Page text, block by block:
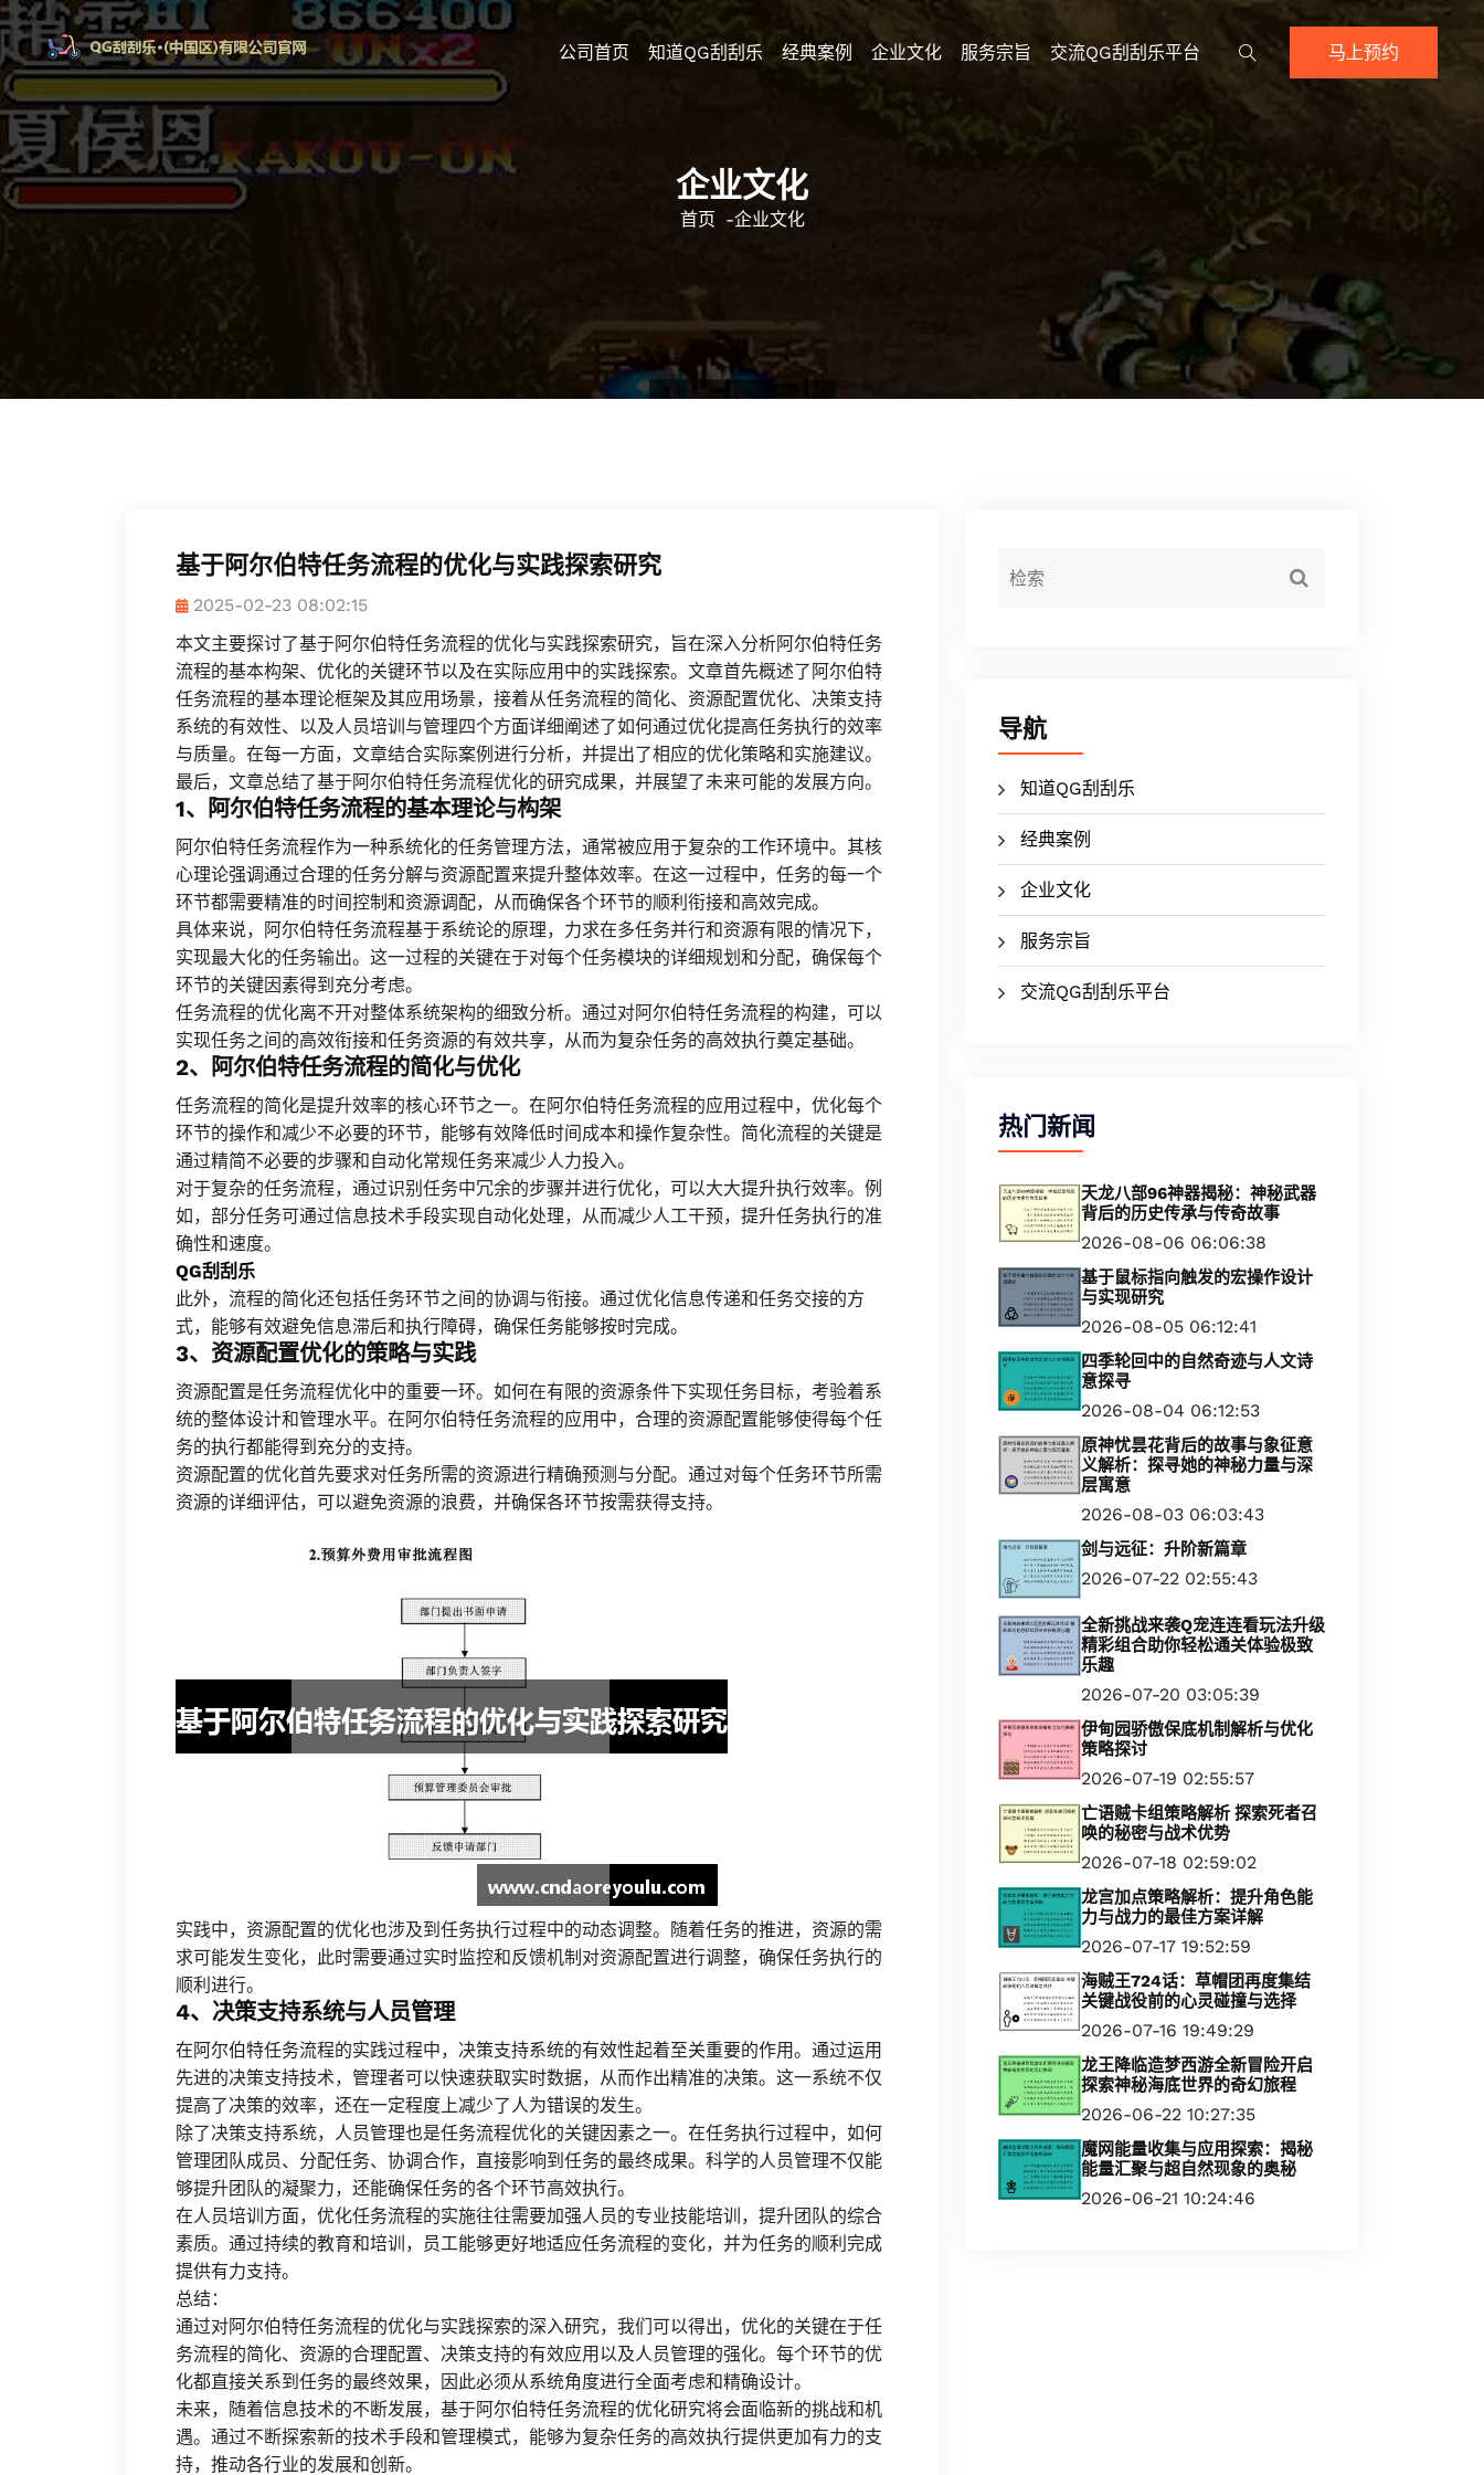
公司首页 知道QG刮刮乐 经典案例 企业文化 服务宗旨 交流QG刮刮乐平台 马上预约
企业文化
首页 -企业文化
基于阿尔伯特任务流程的优化与实践探索研究
2025-02-23 08:02:15
本文主要探讨了基于阿尔伯特任务流程的优化与实践探索研究，旨在深入分析阿尔伯特任务
流程的基本构架、优化的关键环节以及在实际应用中的实践探索。文章首先概述了阿尔伯特
任务流程的基本理论框架及其应用场景，接着从任务流程的简化、资源配置优化、决策支持
系统的有效性、以及人员培训与管理四个方面详细阐述了如何通过优化提高任务执行的效率
与质量。在每一方面，文章结合实际案例进行分析，并提出了相应的优化策略和实施建议。
最后，文章总结了基于阿尔伯特任务流程优化的研究成果，并展望了未来可能的发展方向。
1、阿尔伯特任务流程的基本理论与构架
阿尔伯特任务流程作为一种系统化的任务管理方法，通常被应用于复杂的工作环境中。其核
心理论强调通过合理的任务分解与资源配置来提升整体效率。在这一过程中，任务的每一个
环节都需要精准的时间控制和资源调配，从而确保各个环节的顺利衔接和高效完成。
具体来说，阿尔伯特任务流程基于系统论的原理，力求在多任务并行和资源有限的情况下，
实现最大化的任务输出。这一过程的关键在于对每个任务模块的详细规划和分配，确保每个
环节的关键因素得到充分考虑。
任务流程的优化离不开对整体系统架构的细致分析。通过对阿尔伯特任务流程的构建，可以
实现任务之间的高效衔接和任务资源的有效共享，从而为复杂任务的高效执行奠定基础。
2、阿尔伯特任务流程的简化与优化
任务流程的简化是提升效率的核心环节之一。在阿尔伯特任务流程的应用过程中，优化每个
环节的操作和减少不必要的环节，能够有效降低时间成本和操作复杂性。简化流程的关键是
通过精简不必要的步骤和自动化常规任务来减少人力投入。
对于复杂的任务流程，通过识别任务中冗余的步骤并进行优化，可以大大提升执行效率。例
如，部分任务可通过信息技术手段实现自动化处理，从而减少人工干预，提升任务执行的准
确性和速度。
QG刮刮乐
此外，流程的简化还包括任务环节之间的协调与衔接。通过优化信息传递和任务交接的方
式，能够有效避免信息滞后和执行障碍，确保任务能够按时完成。
3、资源配置优化的策略与实践
资源配置是任务流程优化中的重要一环。如何在有限的资源条件下实现任务目标，考验着系
统的整体设计和管理水平。在阿尔伯特任务流程的应用中，合理的资源配置能够使得每个任
务的执行都能得到充分的支持。
资源配置的优化首先要求对任务所需的资源进行精确预测与分配。通过对每个任务环节所需
资源的详细评估，可以避免资源的浪费，并确保各环节按需获得支持。
实践中，资源配置的优化也涉及到任务执行过程中的动态调整。随着任务的推进，资源的需
求可能发生变化，此时需要通过实时监控和反馈机制对资源配置进行调整，确保任务执行的
顺利进行。
4、决策支持系统与人员管理
在阿尔伯特任务流程的实践过程中，决策支持系统的有效性起着至关重要的作用。通过运用
先进的决策支持技术，管理者可以快速获取实时数据，从而作出精准的决策。这一系统不仅
提高了决策的效率，还在一定程度上减少了人为错误的发生。
除了决策支持系统，人员管理也是任务流程优化的关键因素之一。在任务执行过程中，如何
管理团队成员、分配任务、协调合作，直接影响到任务的最终成果。科学的人员管理不仅能
够提升团队的凝聚力，还能确保任务的各个环节高效执行。
在人员培训方面，优化任务流程的实施往往需要加强人员的专业技能培训，提升团队的综合
素质。通过持续的教育和培训，员工能够更好地适应任务流程的变化，并为任务的顺利完成
提供有力支持。
总结：
通过对阿尔伯特任务流程的优化与实践探索的深入研究，我们可以得出，优化的关键在于任
务流程的简化、资源的合理配置、决策支持的有效应用以及人员管理的强化。每个环节的优
化都直接关系到任务的最终效果，因此必须从系统角度进行全面考虑和精确设计。
未来，随着信息技术的不断发展，基于阿尔伯特任务流程的优化研究将会面临新的挑战和机
遇。通过不断探索新的技术手段和管理模式，能够为复杂任务的高效执行提供更加有力的支
持，推动各行业的发展和创新。
导航
知道QG刮刮乐
经典案例
企业文化
服务宗旨
交流QG刮刮乐平台
热门新闻
天龙八部96神器揭秘：神秘武器
背后的历史传承与传奇故事
2026-08-06 06:06:38
基于鼠标指向触发的宏操作设计
与实现研究
2026-08-05 06:12:41
四季轮回中的自然奇迹与人文诗
意探寻
2026-08-04 06:12:53
原神忧昙花背后的故事与象征意
义解析：探寻她的神秘力量与深
层寓意
2026-08-03 06:03:43
剑与远征：升阶新篇章
2026-07-22 02:55:43
全新挑战来袭Q宠连连看玩法升级
精彩组合助你轻松通关体验极致
乐趣
2026-07-20 03:05:39
伊甸园骄傲保底机制解析与优化
策略探讨
2026-07-19 02:55:57
亡语贼卡组策略解析 探索死者召
唤的秘密与战术优势
2026-07-18 02:59:02
龙宫加点策略解析：提升角色能
力与战力的最佳方案详解
2026-07-17 19:52:59
海贼王724话：草帽团再度集结
关键战役前的心灵碰撞与选择
2026-07-16 19:49:29
龙王降临造梦西游全新冒险开启
探索神秘海底世界的奇幻旅程
2026-06-22 10:27:35
魔网能量收集与应用探索：揭秘
能量汇聚与超自然现象的奥秘
2026-06-21 10:24:46